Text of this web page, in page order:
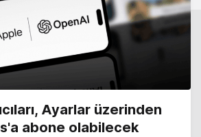
Ayarlar üzerinden
abone olabilecek